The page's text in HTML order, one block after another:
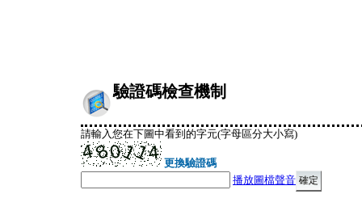
驗證碼檢查機制
請輸入您在下圖中看到的字元(字母區分大小寫)
更換驗證碼
播放圖檔聲音